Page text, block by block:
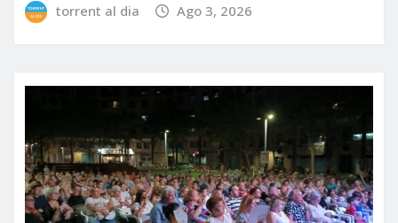
torrent al dia Ago 3, 2026